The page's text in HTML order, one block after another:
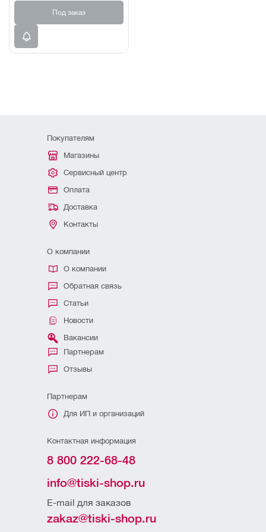
Под заказ
Покупателям
Магазины
Сервисный центр
Оплата
Доставка
Контакты
О компании
О компании
Обратная связь
Статьи
Новости
Вакансии
Партнерам
Отзывы
Партнерам
Для ИП и организаций
Контактная информация
8 800 222-68-48
info@tiski-shop.ru
E-mail для заказов
zakaz@tiski-shop.ru